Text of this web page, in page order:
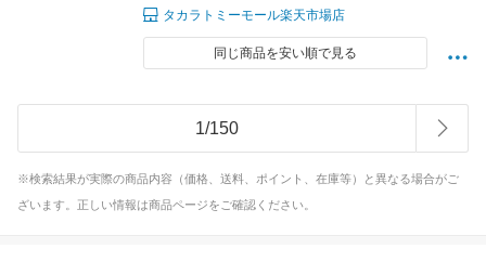
タカラトミーモール楽天市場店
同じ商品を安い順で見る
1/150
※検索結果が実際の商品内容（価格、送料、ポイント、在庫等）と異なる場合がご
ざいます。正しい情報は商品ページをご確認ください。